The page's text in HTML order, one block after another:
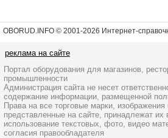
OBORUD.INFO © 2001-2026 Интернет-
реклама на сайте
Портал оборудования для магазинов,
промышленности
Администрация сайта не несет
содержание информации, размещенной
Права на все торговые марки,
представленные на сайте, принадлежат
использование текстовых, фото, видео
согласия правообладателя